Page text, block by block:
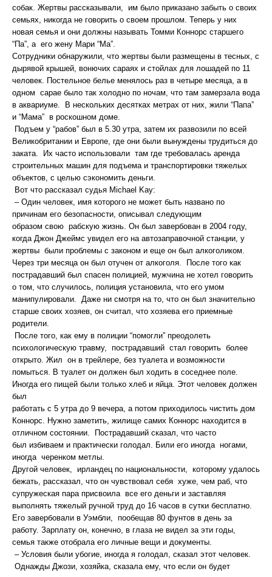
собак. Жертвы рассказывали, им было приказано забыть о своих
семьях, никогда не говорить о своем прошлом. Теперь у них
новая семья и они должны называть Томми Коннорс старшего
“Па”, а его жену Мари “Ма”.
Сотрудники обнаружили, что жертвы были размещены в тесных, с
дырявой крышей, вонючих сараях и стойлах для лошадей по 11
человек. Постельное белье менялось раз в четыре месяца, а в
одном сарае было так холодно по ночам, что там замерзала вода
в аквариуме. В нескольких десятках метрах от них, жили “Папа”
и “Мама” в роскошном доме.
Подъем у “рабов” был в 5.30 утра, затем их развозили по всей
Великобритании и Европе, где они были вынуждены трудиться до
заката. Их часто использовали там где требовалась аренда
строительных машин для подъема и транспортировки тяжелых
объектов, с целью сэкономить деньги.
Вот что рассказал судья Michael Kay:
– Один человек, имя которого не может быть названо по
причинам его безопасности, описывал следующим
образом свою рабскую жизнь. Он был завербован в 2004 году,
когда Джон Джеймс увидел его на автозаправочной станции, у
жертвы были проблемы с законом и еще он был алкоголиком.
Через три месяца он был отучен от алкоголя. После того как
пострадавший был спасен полицией, мужчина не хотел говорить
о том, что случилось, полиция установила, что его умом
манипулировали. Даже ни смотря на то, что он был значительно
старше своих хозяев, он считал, что хозяева его приемные
родители.
После того, как ему в полиции “помогли” преодолеть
психологическую травму, пострадавший стал говорить более
открыто. Жил он в трейлере, без туалета и возможности
помыться. В туалет он должен был ходить в соседнее поле.
Иногда его пищей были только хлеб и яйца. Этот человек должен
был
работать с 5 утра до 9 вечера, а потом приходилось чистить дом
Коннорс. Нужно заметить, жилище самих Коннорс находится в
отличном состоянии. Пострадавший сказал, что часто
был избиваем и практически голодал. Били его иногда ногами,
иногда черенком метлы.
Другой человек, ирландец по национальности, которому удалось
бежать, рассказал, что он чувствовал себя хуже, чем раб, что
супружеская пара присвоила все его деньги и заставляя
выполнять тяжелый ручной труд до 16 часов в сутки бесплатно.
Его завербовали в Уэмбли,
пообещав 80 фунтов в день за
работу. Зарплату он, конечно, в глаза не видел за эти годы,
семья также отобрала его личные вещи и документы.
– Условия были убогие, иногда я голодал, сказал этот человек.
Однажды Джози, хозяйка, сказала ему, что если он будет